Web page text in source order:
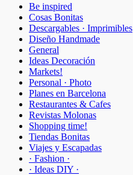
Be inspired
Cosas Bonitas
Descargables · Imprimibles
Diseño Handmade
General
Ideas Decoración
Markets!
Personal · Photo
Planes en Barcelona
Restaurantes & Cafes
Revistas Molonas
Shopping time!
Tiendas Bonitas
Viajes y Escapadas
· Fashion ·
· Ideas DIY ·